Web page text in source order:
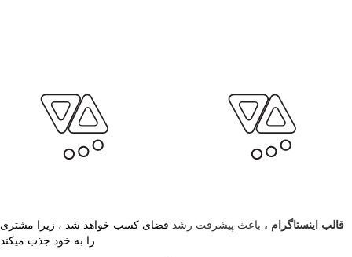
قالب اینستاگرام ، باعث پیشرفت رشد فضای کسب خواهد شد ، زیرا مشتری